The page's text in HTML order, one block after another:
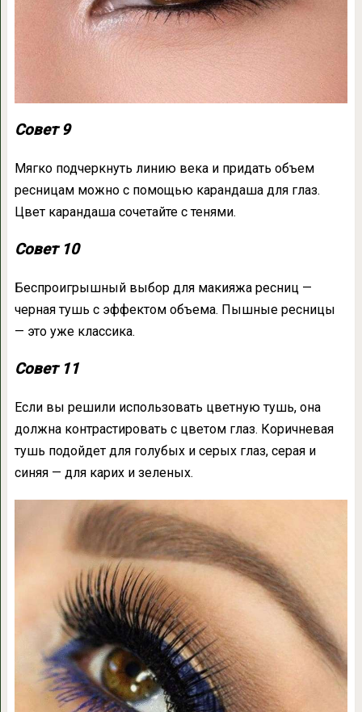
Совет 9
Мягко подчеркнуть линию века и придать объем
ресницам можно с помощью карандаша для глаз.
Цвет карандаша сочетайте с тенями.
Совет 10
Беспроигрышный выбор для макияжа ресниц —
черная тушь с эффектом объема. Пышные ресницы
— это уже классика.
Совет 11
Если вы решили использовать цветную тушь, она
должна контрастировать с цветом глаз. Коричневая
тушь подойдет для голубых и серых глаз, серая и
синяя — для карих и зеленых.